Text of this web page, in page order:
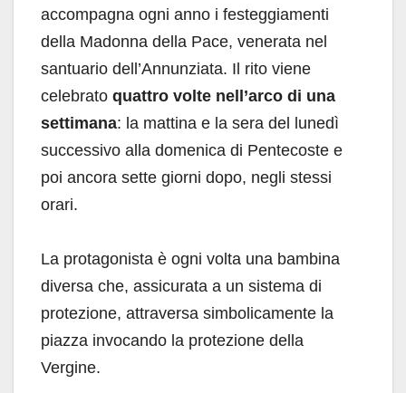
accompagna ogni anno i festeggiamenti
della Madonna della Pace, venerata nel
santuario dell’Annunziata. Il rito viene
celebrato quattro volte nell’arco di una
settimana: la mattina e la sera del lunedì
successivo alla domenica di Pentecoste e
poi ancora sette giorni dopo, negli stessi
orari.
La protagonista è ogni volta una bambina
diversa che, assicurata a un sistema di
protezione, attraversa simbolicamente la
piazza invocando la protezione della
Vergine.